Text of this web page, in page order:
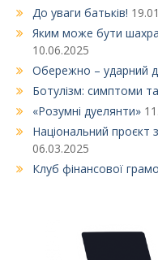
До уваги батьків!
Яким може бути
10.06.2025
Обережно – ударний
Ботулізм: симптоми
«Розумні дуелянти»
Національний проєкт
06.03.2025
Клуб фінансової